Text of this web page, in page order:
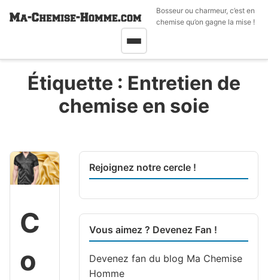
Bosseur ou charmeur, c’est en
chemise qu’on gagne la mise !
Étiquette : Entretien de
chemise en soie
C
o
Rejoignez notre cercle !
Vous aimez ? Devenez Fan !
Devenez fan du blog Ma Chemise
Homme